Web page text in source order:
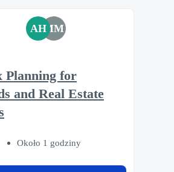
AHMM
Planning for
and Real Estate
Około 1 godziny